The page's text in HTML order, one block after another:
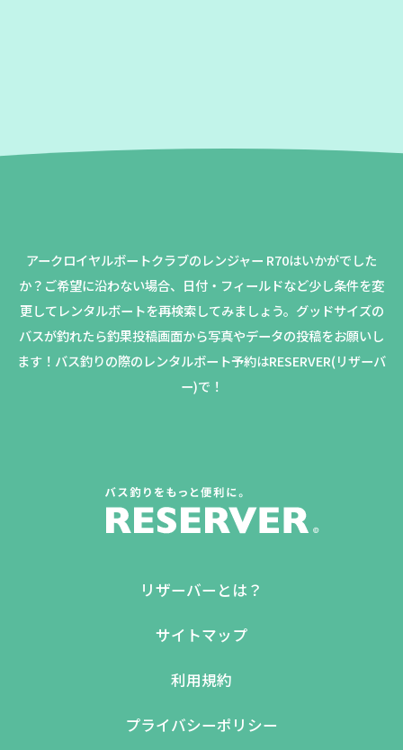
アークロイヤルボートクラブのレンジャー R70はいかがでした
か？ ご希望に沿わない場合、日付・フィールドなど少し条件を変
更してレンタルボートを再検索してみましょう。 グッドサイズの
バスが釣れたら釣果投稿画面から写真やデータの投稿をお願いし
ます！バス釣りの際のレンタルボート予約はRESERVER(リザーバ
ー)で！
リザーバーとは？
サイトマップ
利用規約
プライバシーポリシー